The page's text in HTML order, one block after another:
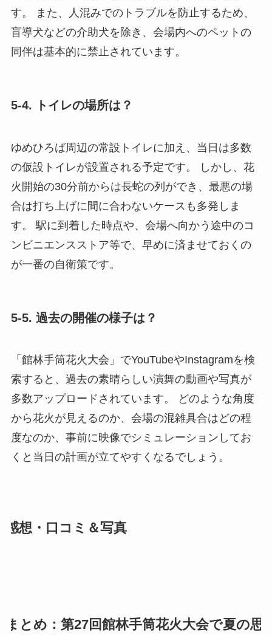
す。 また、人混みでのトラブルを防止するため、
盲導犬などの介助犬を除き、会場内へのペットの
同伴は基本的に禁止されています。
5-4. トイレの場所は？
ゆめひろば周辺の常設トイレに加え、当日は多数
の仮設トイレが設置される予定です。 しかし、花
火開始の30分前からは長蛇の列ができ、最悪の場
合は打ち上げに間に合わないケースも多発しま
す。 駅に到着した時点や、会場へ向かう途中のコ
ンビニエンスストア等で、早めに済ませておくの
が一番の自衛策です。
5-5. 過去の開催の様子は？
「館林手筒花火大会」でYouTubeやInstagramを検
索すると、過去の素晴らしい演舞の動画や写真が
多数アップロードされています。 どのような角度
から花火が見えるのか、会場の混雑具合はどの程
度なのか、事前に映像でシミュレーションしてお
くと当日の計画が立てやすくなるでしょう。
感想・口コミ＆写真
まとめ：第27回館林手筒花火大会で夏の思